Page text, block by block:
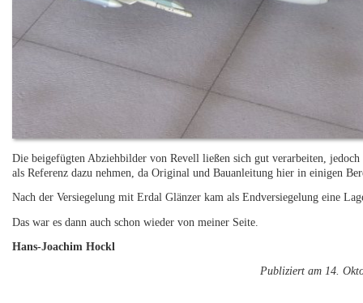
Die beigefügten Abziehbilder von Revell ließen sich gut verarbeiten,
als Referenz dazu nehmen, da Original und Bauanleitung hier in einigen
Nach der Versiegelung mit Erdal Glänzer kam als Endversiegelung eine
Das war es dann auch schon wieder von meiner Seite.
Hans-Joachim Hockl
Publiziert am 14.